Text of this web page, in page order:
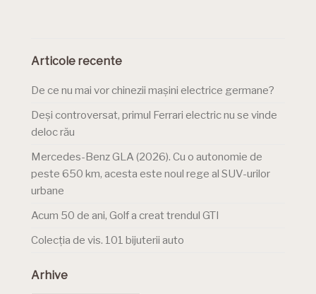
Articole recente
De ce nu mai vor chinezii mașini electrice germane?
Deși controversat, primul Ferrari electric nu se vinde
deloc rău
Mercedes-Benz GLA (2026). Cu o autonomie de
peste 650 km, acesta este noul rege al SUV-urilor
urbane
Acum 50 de ani, Golf a creat trendul GTI
Colecția de vis. 101 bijuterii auto
Arhive